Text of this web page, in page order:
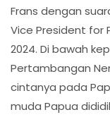
Frans dengan
Vice President for
2024. Di bawah
Pertambangan
cintanya pada
muda Papua